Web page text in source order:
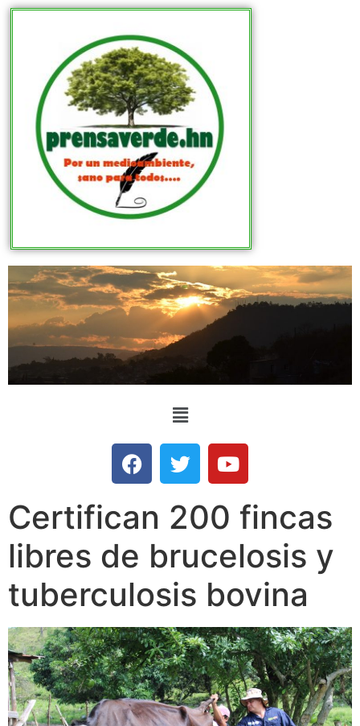
Certifican 200 fincas
libres de brucelosis y
tuberculosis bovina